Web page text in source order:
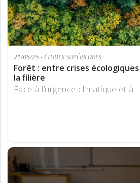
21/05/25 - ÉTUDES SUPÉRIEURES
Forêt : entre crises
la filière
Face à l’urgence climatique et à...